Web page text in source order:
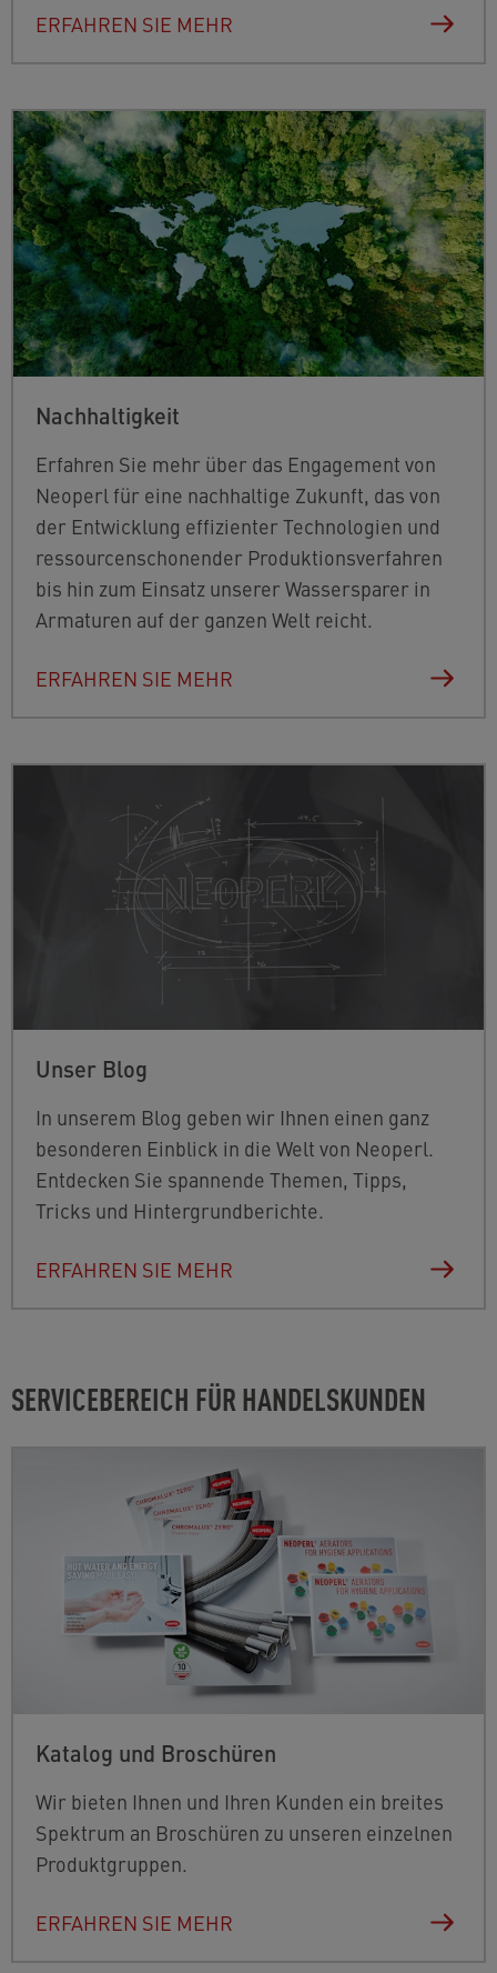
ERFAHREN SIE MEHR
Nachhaltigkeit
Erfahren Sie mehr über das Engagement von
Neoperl für eine nachhaltige Zukunft, das von
der Entwicklung effizienter Technologien und
ressourcenschonender Produktionsverfahren
bis hin zum Einsatz unserer Wassersparer in
Armaturen auf der ganzen Welt reicht.
ERFAHREN SIE MEHR
Unser Blog
In unserem Blog geben wir Ihnen einen ganz
besonderen Einblick in die Welt von Neoperl.
Entdecken Sie spannende Themen, Tipps,
Tricks und Hintergrundberichte.
ERFAHREN SIE MEHR
SERVICEBEREICH FÜR HANDELSKUNDEN
Katalog und Broschüren
Wir bieten Ihnen und Ihren Kunden ein breites
Spektrum an Broschüren zu unseren einzelnen
Produktgruppen.
ERFAHREN SIE MEHR